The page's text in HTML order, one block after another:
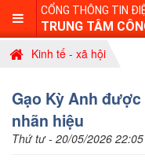
CỔNG THÔNG TIN
TRUNG TÂM
Kinh tế - xã hội
Gạo Kỳ Anh
nhãn hiệu
Thứ tư - 20/05/2026 22:05